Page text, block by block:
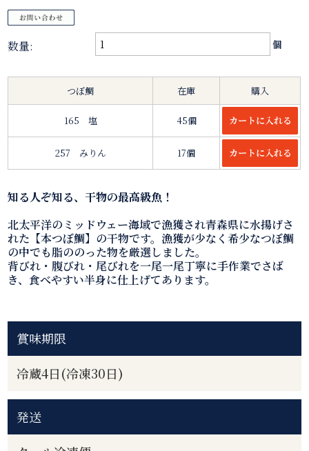
数量: 個
つぼ鯛 在庫 購入
165 塩 45個
257 みりん 17個
知る人ぞ知る、干物の最高級魚！
北太平洋のミッドウェー海域で漁獲され青森県に水揚げさ
れた【本つぼ鯛】の干物です。漁獲が少なく希少なつぼ鯛
の中でも脂ののった物を厳選しました。
背びれ・腹びれ・尾びれを一尾一尾丁寧に手作業でさば
き、食べやすい半身に仕上げてあります。
賞味期限
冷蔵4日(冷凍30日)
発送